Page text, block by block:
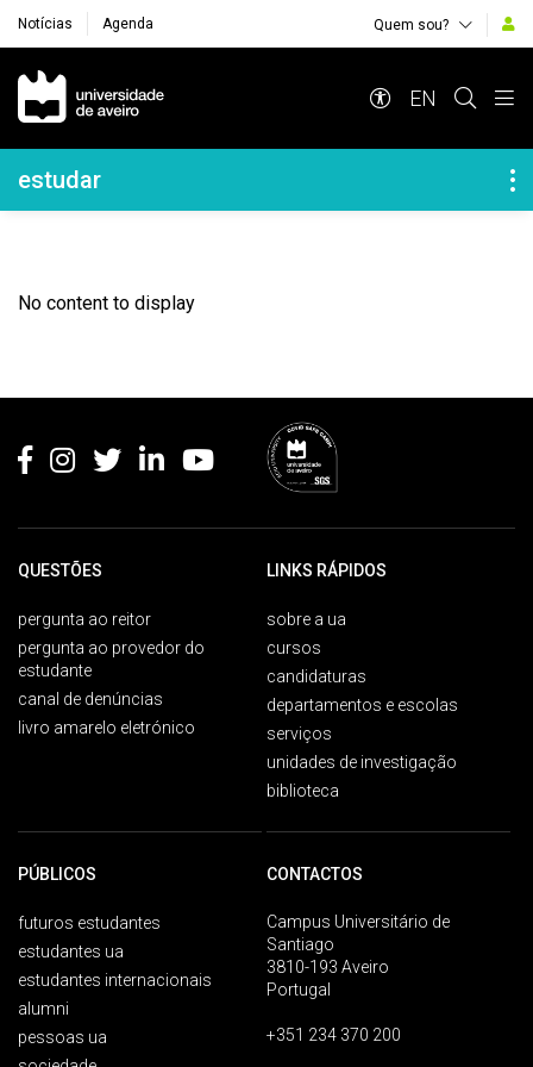
Notícias Agenda Quem sou?
Navegação Principal
EN
Navegação Lateral
estudar
No content to display
QUESTÕES
pergunta ao reitor
pergunta ao provedor do
estudante
canal de denúncias
livro amarelo eletrónico
LINKS RÁPIDOS
sobre a ua
cursos
candidaturas
departamentos e escolas
serviços
unidades de investigação
biblioteca
PÚBLICOS
futuros estudantes
estudantes ua
estudantes internacionais
alumni
pessoas ua
CONTACTOS
Campus Universitário de
Santiago
3810-193 Aveiro
Portugal
+351 234 370 200